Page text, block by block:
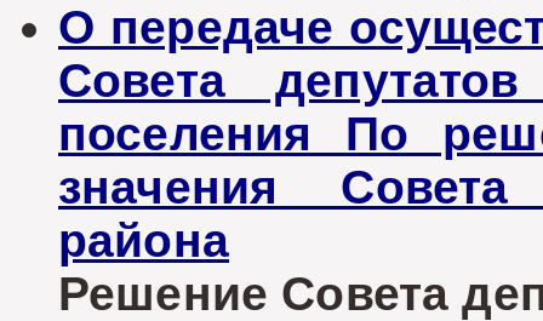
О передаче
Совета депутатов
поселения По
значения Совета
района
Решение Совета